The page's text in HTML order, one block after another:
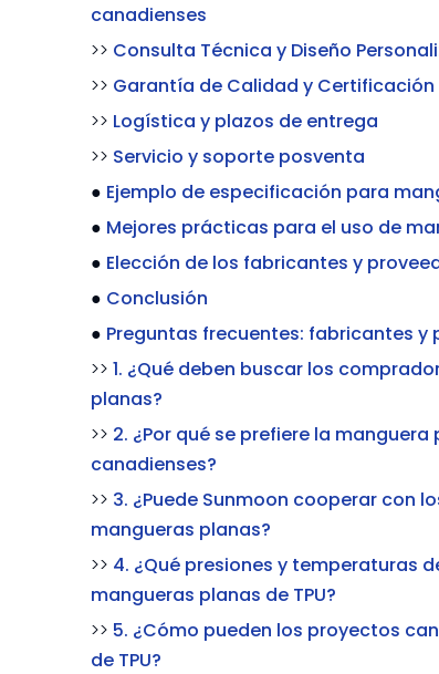
canadienses
>> Consulta Técnica y Diseño
>> Garantía de Calidad y Certificación
>> Logística y plazos de entrega
>> Servicio y soporte posventa
● Ejemplo de especificación para
● Mejores prácticas para el uso de
● Elección de los fabricantes y
● Conclusión
● Preguntas frecuentes: fabricantes
>> 1. ¿Qué deben buscar los
planas?
>> 2. ¿Por qué se prefiere la
canadienses?
>> 3. ¿Puede Sunmoon cooperar con
mangueras planas?
>> 4. ¿Qué presiones y temperaturas
mangueras planas de TPU?
>> 5. ¿Cómo pueden los proyectos
de TPU?